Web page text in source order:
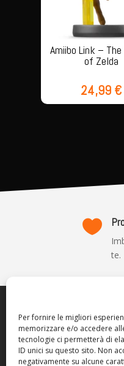
Per fornire le migliori
memorizzare e/o accedere
tecnologie ci permetterà di
ID unici su questo sito. Non
negativamente su alcune
Amiibo Link – The
of Zelda
24,99 €

te.